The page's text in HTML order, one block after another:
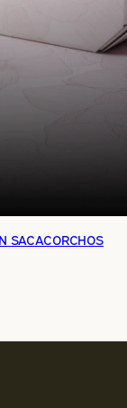
SACACORCHOS